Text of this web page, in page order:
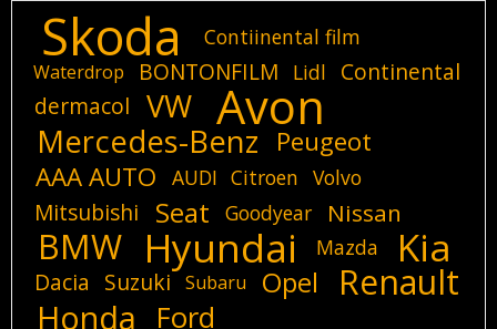
Skoda Contiinental film
Waterdrop BONTONFILM Lidl
Continental
dermacol
VW Avon
Mercedes-Benz
Peugeot
AAA AUTO
AUDI Citroen Volvo
Mitsubishi Seat Goodyear Nissan
BMW Hyundai Mazda Kia
Dacia Suzuki Subaru Opel Renault
Honda Ford